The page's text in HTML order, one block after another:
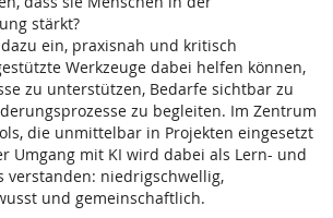
stärkt?
ein, praxisnah und kritisch
Werkzeuge dabei helfen können,
zu unterstützen, Bedarfe sichtbar zu
zu begleiten. Im Zentrum
die unmittelbar in Projekten eingesetzt
Umgang mit KI wird dabei als Lern- und
verstanden: niedrigschwellig,
und gemeinschaftlich.